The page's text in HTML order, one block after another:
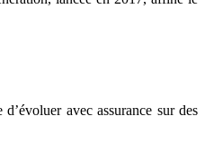
avec assurance sur des